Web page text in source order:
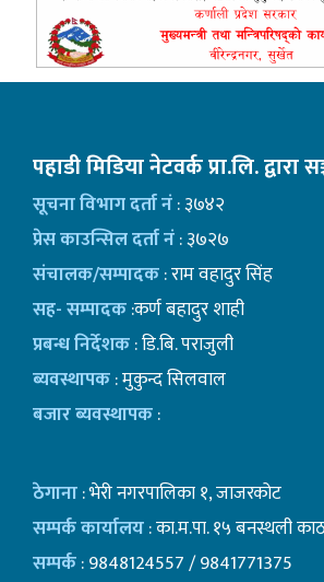
पहाडी मिडिया नेटवर्क प्रा.लि. द्वारा
सूचना विभाग दर्ता नं: ३७४२
प्रेस काउन्सिल दर्ता नं: ३७२७
संचालक/सम्पादक: राम वहादुर सिंह
सह- सम्पादक:कर्ण बहादुर शाही
प्रबन्ध निर्देशक: डि.बि. पराजुली
ब्यवस्थापक: मुकुन्द सिलवाल
बजार ब्यवस्थापक:
ठेगाना: भेरी नगरपालिका १, जाजरकोट
सम्पर्क कार्यालय: का.म.पा. १५ बनस्थली
सम्पर्क: 9848124557 / 9841771375